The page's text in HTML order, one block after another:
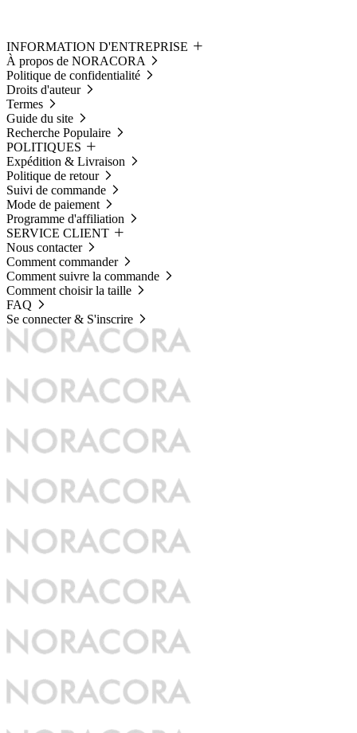
INFORMATION D'ENTREPRISE
À propos de NORACORA
Politique de confidentialité
Droits d'auteur
Termes
Guide du site
Recherche Populaire
POLITIQUES
Expédition & Livraison
Politique de retour
Suivi de commande
Mode de paiement
Programme d'affiliation
SERVICE CLIENT
Nous contacter
Comment commander
Comment suivre la commande
Comment choisir la taille
FAQ
Se connecter & S'inscrire